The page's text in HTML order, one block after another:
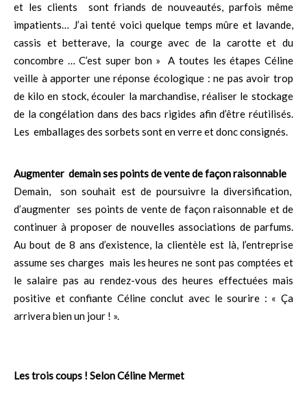
et les clients sont friands de nouveautés, parfois même
impatients… J’ai tenté voici quelque temps mûre et lavande,
cassis et betterave, la courge avec de la carotte et du
concombre … C’est super bon » A toutes les étapes Céline
veille à apporter une réponse écologique : ne pas avoir trop
de kilo en stock, écouler la marchandise, réaliser le stockage
de la congélation dans des bacs rigides afin d’être réutilisés.
Les emballages des sorbets sont en verre et donc consignés.
Augmenter demain ses points de vente de façon raisonnable
Demain, son souhait est de poursuivre la diversification,
d’augmenter ses points de vente de façon raisonnable et de
continuer à proposer de nouvelles associations de parfums.
Au bout de 8 ans d’existence, la clientèle est là, l’entreprise
assume ses charges mais les heures ne sont pas comptées et
le salaire pas au rendez-vous des heures effectuées mais
positive et confiante Céline conclut avec le sourire : « Ça
arrivera bien un jour ! ».
Les trois coups ! Selon Céline Mermet